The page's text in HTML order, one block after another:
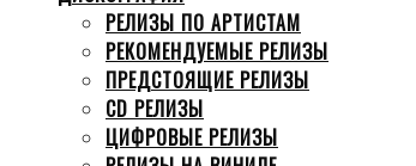
РЕЛИЗЫ ПО АРТИСТАМ
РЕКОМЕНДУЕМЫЕ РЕЛИЗЫ
ПРЕДСТОЯЩИЕ РЕЛИЗЫ
CD РЕЛИЗЫ
ЦИФРОВЫЕ РЕЛИЗЫ